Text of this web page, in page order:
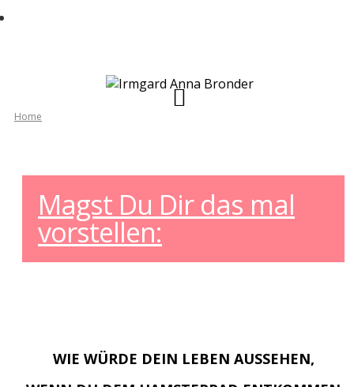
Home
Magst Du Dir das mal
vorstellen:
WIE WÜRDE DEIN LEBEN AUSSEHEN,